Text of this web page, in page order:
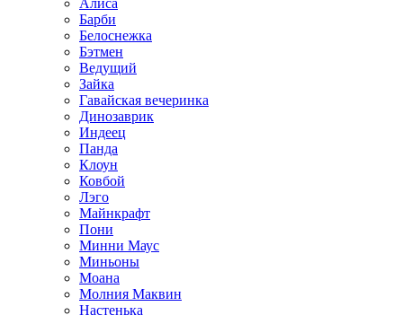
Алиса
Барби
Белоснежка
Бэтмен
Ведущий
Зайка
Гавайская вечеринка
Динозаврик
Индеец
Панда
Клоун
Ковбой
Лэго
Майнкрафт
Пони
Минни Маус
Миньоны
Моана
Молния Маквин
Настенька